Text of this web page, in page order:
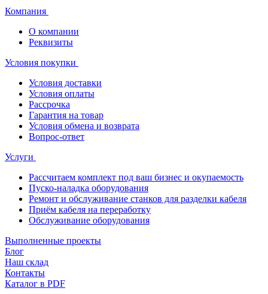
Компания
О компании
Реквизиты
Условия покупки
Условия доставки
Условия оплаты
Рассрочка
Гарантия на товар
Условия обмена и возврата
Вопрос-ответ
Услуги
Рассчитаем комплект под ваш бизнес и окупаемость
Пуско-наладка оборудования
Ремонт и обслуживание станков для разделки кабеля
Приём кабеля на переработку
Обслуживание оборудования
Выполненные проекты
Блог
Наш склад
Контакты
Каталог в PDF